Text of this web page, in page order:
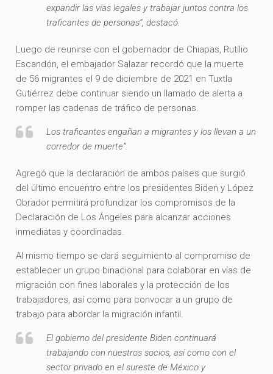
expandir las vías legales y trabajar juntos contra los
traficantes de personas”, destacó.
Luego de reunirse con el gobernador de Chiapas, Rutilio
Escandón, el embajador Salazar recordó que la muerte
de 56 migrantes el 9 de diciembre de 2021 en Tuxtla
Gutiérrez debe continuar siendo un llamado de alerta a
romper las cadenas de tráfico de personas.
Los traficantes engañan a migrantes y los llevan a un
corredor de muerte”.
Agregó que la declaración de ambos países que surgió
del último encuentro entre los presidentes Biden y López
Obrador permitirá profundizar los compromisos de la
Declaración de Los Ángeles para alcanzar acciones
inmediatas y coordinadas.
Al mismo tiempo se dará seguimiento al compromiso de
establecer un grupo binacional para colaborar en vías de
migración con fines laborales y la protección de los
trabajadores, así como para convocar a un grupo de
trabajo para abordar la migración infantil.
El gobierno del presidente Biden continuará
trabajando con nuestros socios, así como con el
sector privado en el sureste de México y